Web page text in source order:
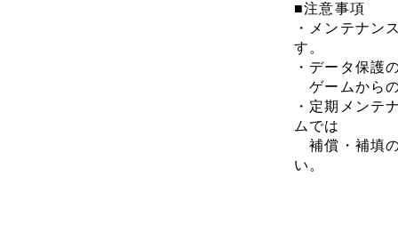
■注意事項
・メンテナン
す。
・データ保護
ゲームから
・定期メンテ
ムでは
補償・補填
い。